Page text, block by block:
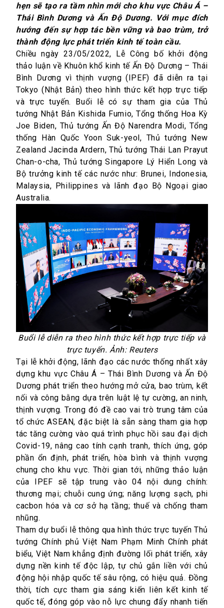
hẹn sẽ tạo ra tầm nhìn mới cho khu vực Châu Á –
Thái Bình Dương và Ấn Độ Dương. Với mục đích
hướng đến sự hợp tác bền vững và bao trùm, trở
thành động lực phát triển kinh tế toàn cầu.
Chiều ngày 23/05/2022, Lễ Công bố khởi động
thảo luận về Khuôn khổ kinh tế Ấn Độ Dương – Thái
Bình Dương vì thịnh vượng (IPEF) đã diễn ra tại
Tokyo (Nhật Bản) theo hình thức kết hợp trực tiếp
và trực tuyến. Buổi lễ có sự tham gia của Thủ
tướng Nhật Bản Kishida Fumio, Tổng thống Hoa Kỳ
Joe Biden, Thủ tướng Ấn Độ Narendra Modi, Tổng
thống Hàn Quốc Yoon Suk-yeol, Thủ tướng New
Zealand Jacinda Ardern, Thủ tướng Thái Lan Prayut
Chan-o-cha, Thủ tướng Singapore Lý Hiển Long và
Bộ trưởng kinh tế các nước như: Brunei, Indonesia,
Malaysia, Philippines và lãnh đạo Bộ Ngoại giao
Australia.
Buổi lễ diễn ra theo hình thức kết hợp trực tiếp và
trực tuyến. Ảnh: Reuters
Tại lễ khởi động, lãnh đạo các nước thống nhất xây
dựng khu vực Châu Á – Thái Bình Dương và Ấn Độ
Dươngphát triển theo hướng mở cửa, bao trùm, kết
nối và công bằng dựa trên luật lệ tự cường, an ninh,
thịnh vượng. Trong đó đề cao vai trò trung tâm của
tổ chức ASEAN, đặc biệt là sẵn sàng tham gia hợp
tác tăng cường vào quá trình phục hồi sau đại dịch
Covid-19, nâng cao tính cạnh tranh, thích ứng, góp
phần ổn định, phát triển, hòa bình và thịnh vượng
chung cho khu vực. Thời gian tới, những thảo luận
của IPEF sẽ tập trung vào 04 nội dung chính:
thương mại; chuỗi cung ứng; năng lượng sạch, phi
cacbon hóa và cơ sở hạ tầng; thuế và chống tham
nhũng.
Tham dự buổi lễ thông qua hình thức trực tuyến Thủ
tướng Chính phủ Việt Nam Phạm Minh Chính phát
biểu, Việt Nam khẳng định đường lối phát triển,xây
dựng nền kinh tế độc lập, tự chủ gắn liền với chủ
động hội nhập quốc tế sâu rộng, có hiệu quả. Đồng
thời, tích cực tham gia sáng kiến liên kết kinh tế
quốc tế, đóng góp vào nỗ lực chung đẩy nhanh tiến